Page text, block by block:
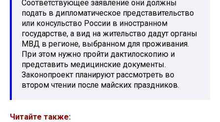
Соответствующее заявление они должны
подать в дипломатическое представительство
или консульство России в иностранном
государстве, а вид на жительство дадут органы
МВД в регионе, выбранном для проживания.
При этом нужно пройти дактилоскопию и
представить медицинские документы.
Законопроект планируют рассмотреть во
втором чтении после майских праздников.
Читайте также: